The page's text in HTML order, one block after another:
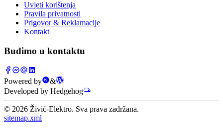
Uvjeti korištenja
Pravila privatnosti
Prigovor & Reklamacije
Kontakt
Budimo u kontaktu
Powered by
&
Developed by Hedgehog
© 2026 Živić-Elektro. Sva prava zadržana.
sitemap.xml